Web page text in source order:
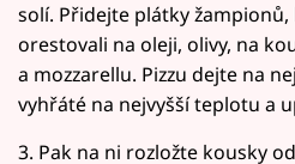
solí. Přidejte plátky
orestovali na oleji, olivy, na
a mozzarellu. Pizzu dejte na
vyhřáté na nejvyšší teplotu a
3. Pak na ni rozložte kousky